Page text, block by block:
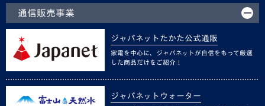
通信販売事業
ジャパネットたかた公式通販
家電を中心に、ジャパネットが自信をもって厳選
した商品だけをご紹介！
ジャパネットウォーター